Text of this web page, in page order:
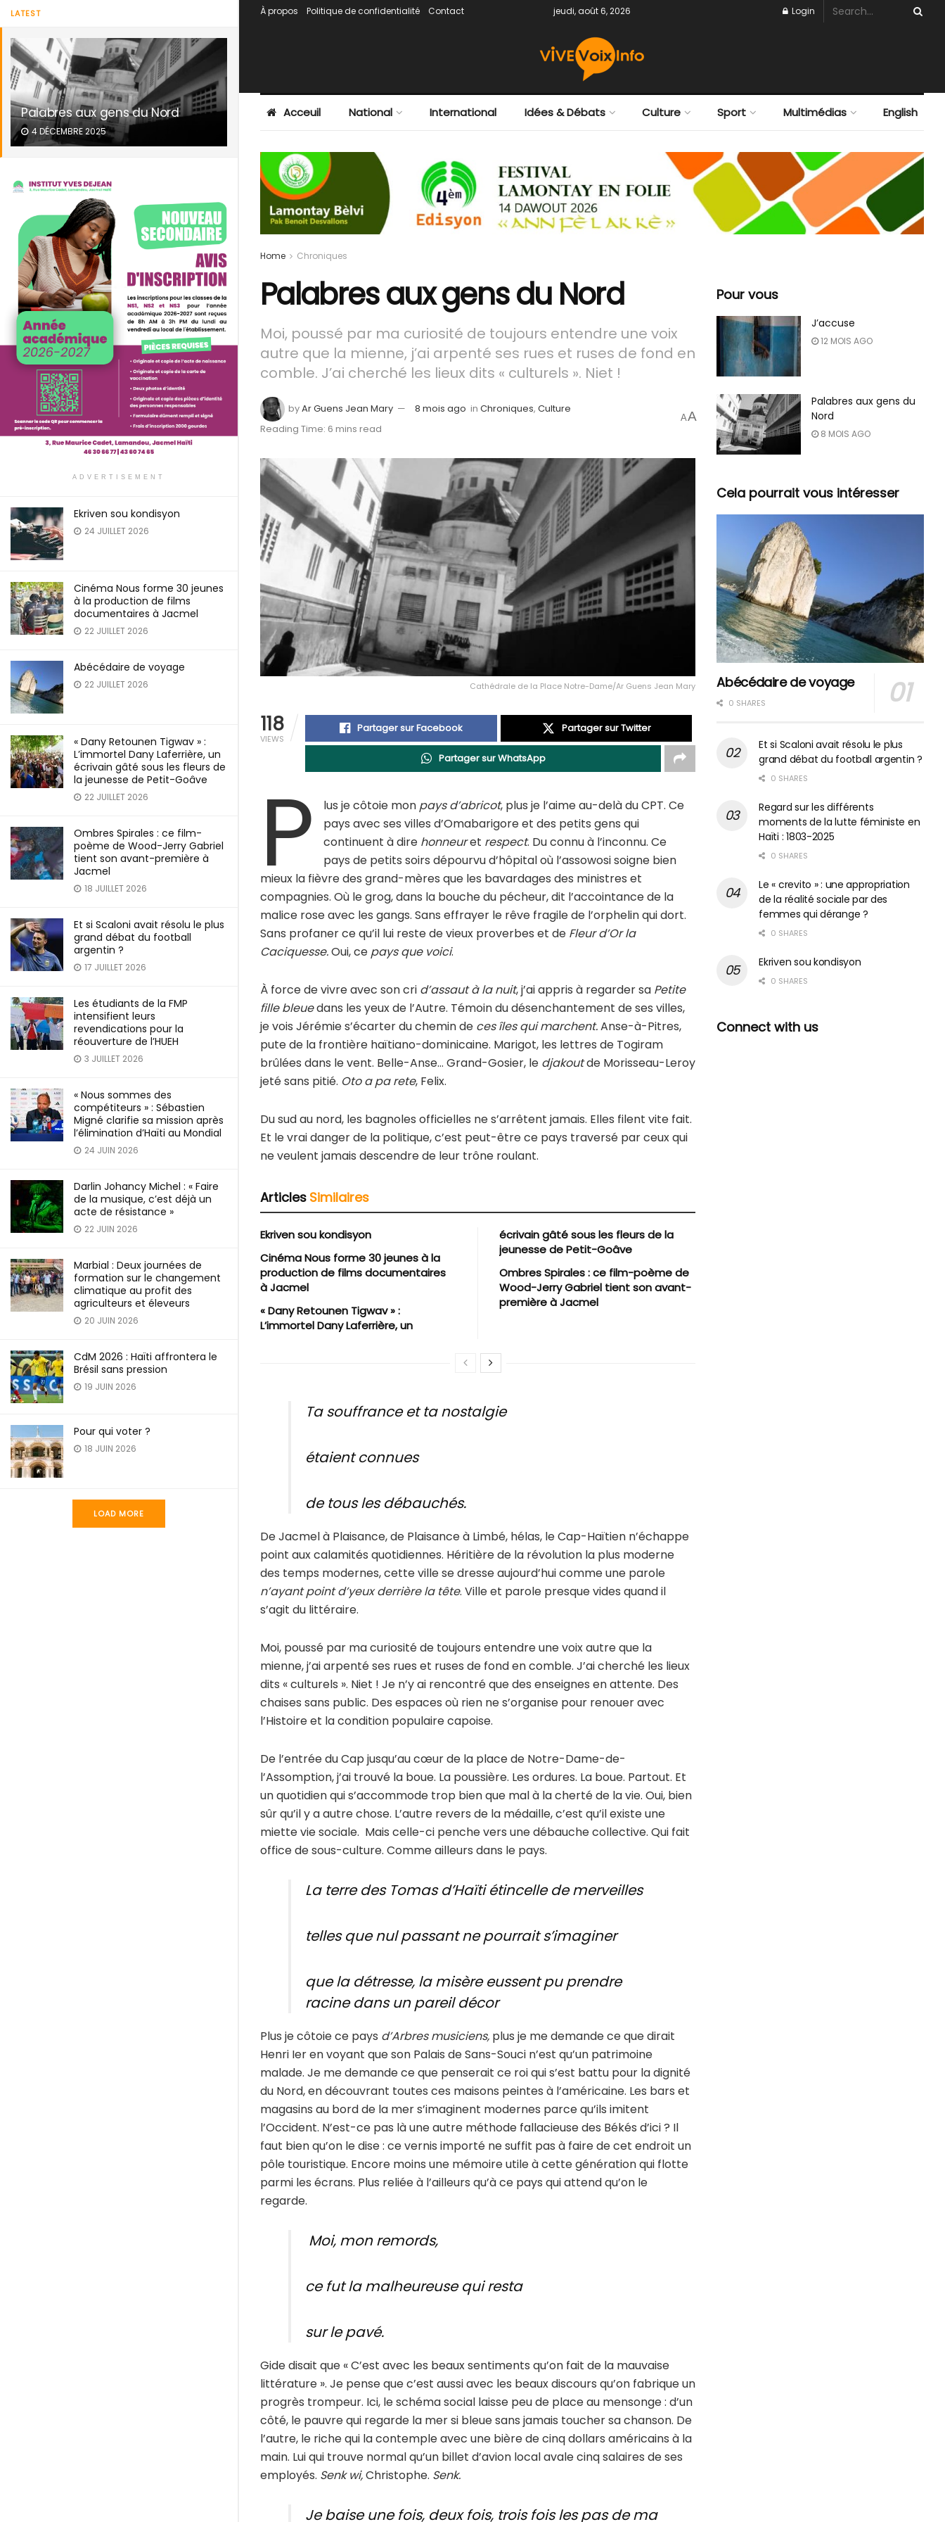
LATEST
Palabres aux gens du Nord
4 DÉCEMBRE 2025
ADVERTISEMENT
Ekriven sou kondisyon
24 JUILLET 2026
Cinéma Nous forme 30 jeunes
à la production de films
documentaires à Jacmel
22 JUILLET 2026
Abécédaire de voyage
22 JUILLET 2026
« Dany Retounen Tigwav » :
L’immortel Dany Laferrière, un
écrivain gâté sous les fleurs de
la jeunesse de Petit-Goâve
22 JUILLET 2026
Ombres Spirales : ce film-
poème de Wood-Jerry Gabriel
tient son avant-première à
Jacmel
18 JUILLET 2026
Et si Scaloni avait résolu le plus
grand débat du football
argentin ?
17 JUILLET 2026
Les étudiants de la FMP
intensifient leurs
revendications pour la
réouverture de l’HUEH
3 JUILLET 2026
« Nous sommes des
compétiteurs » : Sébastien
Migné clarifie sa mission après
l’élimination d’Haïti au Mondial
24 JUIN 2026
Darlin Johancy Michel : « Faire
de la musique, c’est déjà un
acte de résistance »
22 JUIN 2026
Marbial : Deux journées de
formation sur le changement
climatique au profit des
agriculteurs et éleveurs
20 JUIN 2026
CdM 2026 : Haïti affrontera le
Brésil sans pression
19 JUIN 2026
Pour qui voter ?
18 JUIN 2026
LOAD MORE
À propos Politique de confidentialité Contact jeudi, août 6, 2026 Login
Acceuil National International Idées & Débats Culture Sport Multimédias English
Home Chroniques
Palabres aux gens du Nord
Moi, poussé par ma curiosité de toujours entendre une voix
autre que la mienne, j’ai arpenté ses rues et ruses de fond en
comble. J’ai cherché les lieux dits « culturels ». Niet !
byAr Guens Jean Mary 8 mois ago in Chroniques,Culture
Reading Time: 6 mins read
AA
Cathédrale de la Place Notre-Dame/Ar Guens Jean Mary
118
VIEWS
Partager sur Facebook Partager sur Twitter
Partager sur WhatsApp
P lus je côtoie mon pays d’abricot, plus je l’aime au-delà du CPT. Ce
pays avec ses villes d’Omabarigore et des petits gens qui
continuent à dire honneuret respect. Du connu à l’inconnu. Ce
pays de petits soirs dépourvu d’hôpital où l’assowosi soigne bien
mieux la fièvre des grand-mères que les bavardages des ministres et
compagnies. Où le grog, dans la bouche du pécheur, dit l’accointance de la
malice rose avec les gangs. Sans effrayer le rêve fragile de l’orphelin qui dort.
Sans profaner ce qu’il lui reste de vieux proverbes et de Fleur d’Or la
Caciquesse.Oui, ce pays que voici.
À force de vivre avec son cri d’assaut à la nuit, j’ai appris à regarder sa Petite
fille bleuedans les yeux de l’Autre. Témoin du désenchantement de ses villes,
je vois Jérémie s’écarter du chemin de ces îles qui marchent.Anse-à-Pitres,
pute de la frontière haïtiano-dominicaine. Marigot, les lettres de Togiram
brûlées dans le vent. Belle-Anse… Grand-Gosier, le djakoutde Morisseau-Leroy
jeté sans pitié. Oto a pa rete, Felix.
Du sud au nord, les bagnoles officielles ne s’arrêtent jamais. Elles filent vite fait.
Et le vrai danger de la politique, c’est peut-être ce pays traversé par ceux qui
ne veulent jamais descendre de leur trône roulant.
Articles Similaires
Ekriven sou kondisyon
Cinéma Nous forme 30 jeunes à la
production de films documentaires
à Jacmel
« Dany Retounen Tigwav » :
L’immortel Dany Laferrière, un
écrivain gâté sous les fleurs de la
jeunesse de Petit-Goâve
Ombres Spirales : ce film-poème de
Wood-Jerry Gabriel tient son avant-
première à Jacmel
Ta souffrance et ta nostalgie
étaient connues
de tous les débauchés.
De Jacmel à Plaisance, de Plaisance à Limbé, hélas, le Cap-Haïtien n’échappe
point aux calamités quotidiennes. Héritière de la révolution la plus moderne
des temps modernes, cette ville se dresse aujourd’hui comme une parole
n’ayant point d’yeux derrière la tête. Ville et parole presque vides quand il
s’agit du littéraire.
Moi, poussé par ma curiosité de toujours entendre une voix autre que la
mienne, j’ai arpenté ses rues et ruses de fond en comble. J’ai cherché les lieux
dits « culturels ». Niet ! Je n’y ai rencontré que des enseignes en attente. Des
chaises sans public. Des espaces où rien ne s’organise pour renouer avec
l’Histoire et la condition populaire capoise.
De l’entrée du Cap jusqu’au cœur de la place de Notre-Dame-de-
l’Assomption, j’ai trouvé la boue. La poussière. Les ordures. La boue. Partout. Et
un quotidien qui s’accommode trop bien que mal à la cherté de la vie. Oui, bien
sûr qu’il y a autre chose. L’autre revers de la médaille, c’est qu’il existe une
miette vie sociale. Mais celle-ci penche vers une débauche collective. Qui fait
office de sous-culture. Comme ailleurs dans le pays.
La terre des Tomas d’Haïti étincelle de merveilles
telles que nul passant ne pourrait s’imaginer
que la détresse, la misère eussent pu prendre
racine dans un pareil décor
Plus je côtoie ce pays d’Arbres musiciens, plus je me demande ce que dirait
Henri Ier en voyant que son Palais de Sans-Souci n’est qu’un patrimoine
malade. Je me demande ce que penserait ce roi qui s’est battu pour la dignité
du Nord, en découvrant toutes ces maisons peintes à l’américaine. Les bars et
magasins au bord de la mer s’imaginent modernes parce qu’ils imitent
l’Occident. N’est-ce pas là une autre méthode fallacieuse des Békés d’ici ? Il
faut bien qu’on le dise : ce vernis importé ne suffit pas à faire de cet endroit un
pôle touristique. Encore moins une mémoire utile à cette génération qui flotte
parmi les écrans. Plus reliée à l’ailleurs qu’à ce pays qui attend qu’on le
regarde.
Moi, mon remords,
ce fut la malheureuse qui resta
sur le pavé.
Gide disait que « C’est avec les beaux sentiments qu’on fait de la mauvaise
littérature ». Je pense que c’est aussi avec les beaux discours qu’on fabrique un
progrès trompeur. Ici, le schéma social laisse peu de place au mensonge : d’un
côté, le pauvre qui regarde la mer si bleue sans jamais toucher sa chanson. De
l’autre, le riche qui la contemple avec une bière de cinq dollars américains à la
main. Lui qui trouve normal qu’un billet d’avion local avale cinq salaires de ses
employés. Senk wi,Christophe. Senk.
Je baise une fois, deux fois, trois fois les pas de ma
Pour vous
J’accuse
12 MOIS AGO
Palabres aux gens du
Nord
8 MOIS AGO
Cela pourrait vous intéresser
Abécédaire de voyage
0 SHARES
Et si Scaloni avait résolu le plus
grand débat du football argentin ?
0 SHARES
Regard sur les différents
moments de la lutte féministe en
Haïti : 1803-2025
0 SHARES
Le « crevito » : une appropriation
de la réalité sociale par des
femmes qui dérange ?
0 SHARES
Ekriven sou kondisyon
0 SHARES
Connect with us